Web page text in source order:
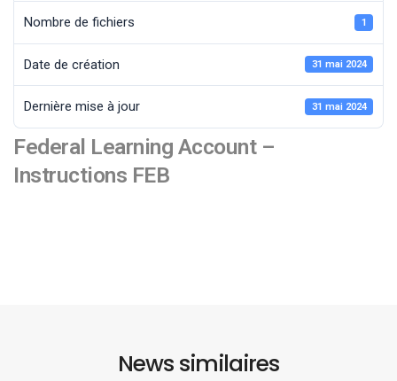
Nombre de fichiers 1
Date de création 31 mai 2024
Dernière mise à jour 31 mai 2024
Federal Learning Account –
Instructions FEB
News similaires